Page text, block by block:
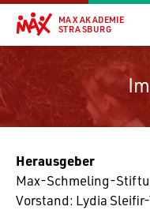
MAX AKADEMIE
STRASBURG
Heraus­geber
Max-Schme­ling-
Vorstand: Lydia